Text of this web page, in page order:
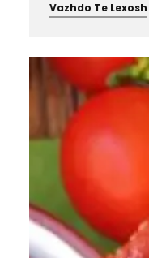
Vazhdo Te Lexosh